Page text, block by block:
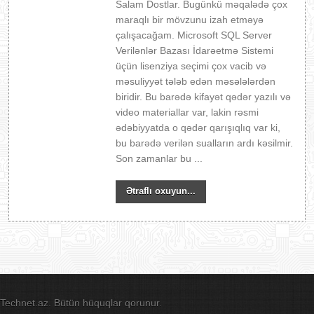
Salam Dostlar. Bugünkü məqalədə çox
maraqlı bir mövzunu izah etməyə
çalışacağam. Microsoft SQL Server
Verilənlər Bazası İdarəetmə Sistemi
üçün lisenziya seçimi çox vacib və
məsuliyyət tələb edən məsələlərdən
biridir. Bu barədə kifayət qədər yazılı və
video materiallar var, lakin rəsmi
ədəbiyyatda o qədər qarışıqlıq var ki,
bu barədə verilən sualların ardı kəsilmir.
Son zamanlar bu ...
Ətraflı oxuyun...
Technet.az. Bütün hüquqlar qorunur.